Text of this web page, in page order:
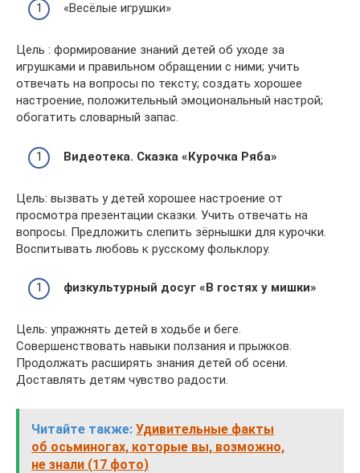
«Весёлые игрушки»
Цель : формирование знаний детей об уходе за
игрушками и правильном обращении с ними; учить
отвечать на вопросы по тексту; создать хорошее
настроение, положительный эмоциональный настрой;
обогатить словарный запас.
Видеотека. Сказка «Курочка Ряба»
Цель: вызвать у детей хорошее настроение от
просмотра презентации сказки. Учить отвечать на
вопросы. Предложить слепить зёрнышки для курочки.
Воспитывать любовь к русскому фольклору.
физкультурный досуг «В гостях у мишки»
Цель: упражнять детей в ходьбе и беге.
Совершенствовать навыки ползания и прыжков.
Продолжать расширять знания детей об осени.
Доставлять детям чувство радости.
Читайте также: Удивительные факты
об осьминогах, которые вы, возможно,
не знали (17 фото)